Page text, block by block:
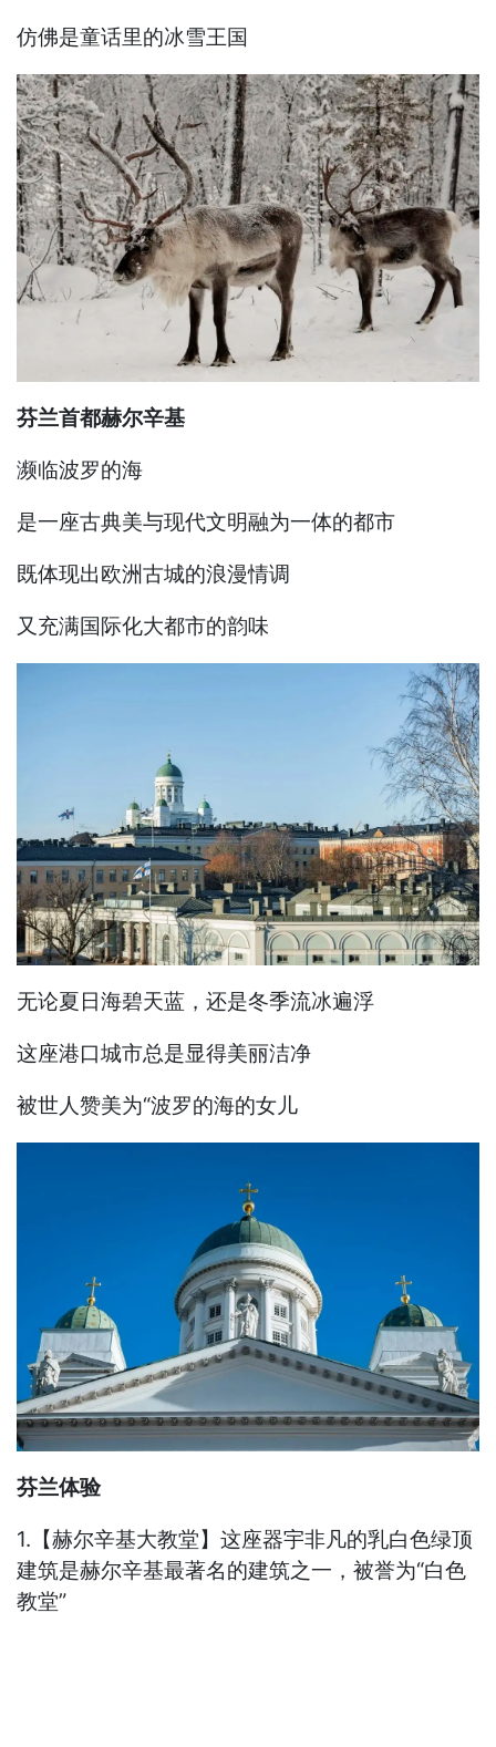
仿佛是童话里的冰雪王国
芬兰首都赫尔辛基
濒临波罗的海
是一座古典美与现代文明融为一体的都市
既体现出欧洲古城的浪漫情调
又充满国际化大都市的韵味
无论夏日海碧天蓝，还是冬季流冰遍浮
这座港口城市总是显得美丽洁净
被世人赞美为“波罗的海的女儿
芬兰体验
1.【赫尔辛基大教堂】这座器宇非凡的乳白色绿顶
建筑是赫尔辛基最著名的建筑之一，被誉为“白色
教堂”